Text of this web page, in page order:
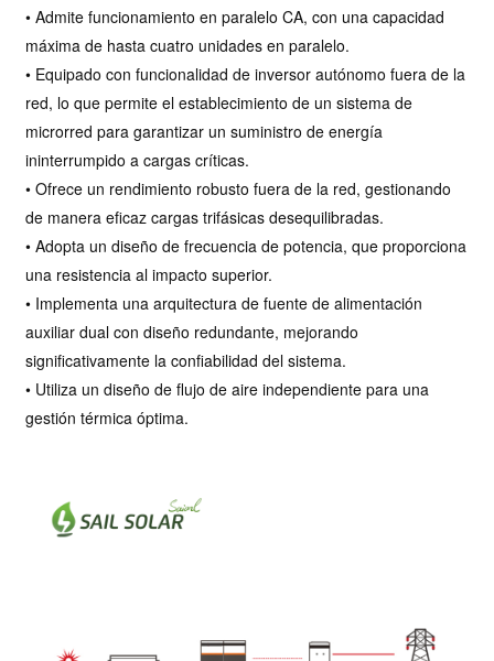
• Admite funcionamiento en paralelo CA, con una capacidad
máxima de hasta cuatro unidades en paralelo.
• Equipado con funcionalidad de inversor autónomo fuera de la
red, lo que permite el establecimiento de un sistema de
microrred para garantizar un suministro de energía
ininterrumpido a cargas críticas.
• Ofrece un rendimiento robusto fuera de la red, gestionando
de manera eficaz cargas trifásicas desequilibradas.
• Adopta un diseño de frecuencia de potencia, que proporciona
una resistencia al impacto superior.
• Implementa una arquitectura de fuente de alimentación
auxiliar dual con diseño redundante, mejorando
significativamente la confiabilidad del sistema.
• Utiliza un diseño de flujo de aire independiente para una
gestión térmica óptima.